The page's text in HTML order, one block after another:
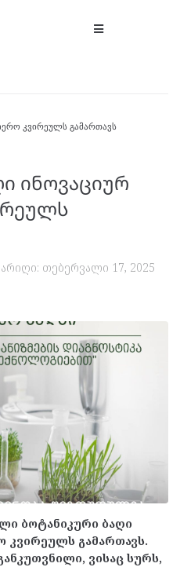
კვირეულს გამართავს
ინოვაციურ
თებერვალი 17, 2025
ბოტანიკური ბაღი
კვირეულს გამართავს.
ვისაც სურს,